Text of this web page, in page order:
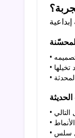
تخيلها
سلس